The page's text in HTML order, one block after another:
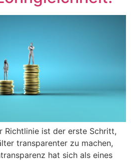
Richtlinie ist der erste Schritt,
transparenter zu machen,
hat sich als eines